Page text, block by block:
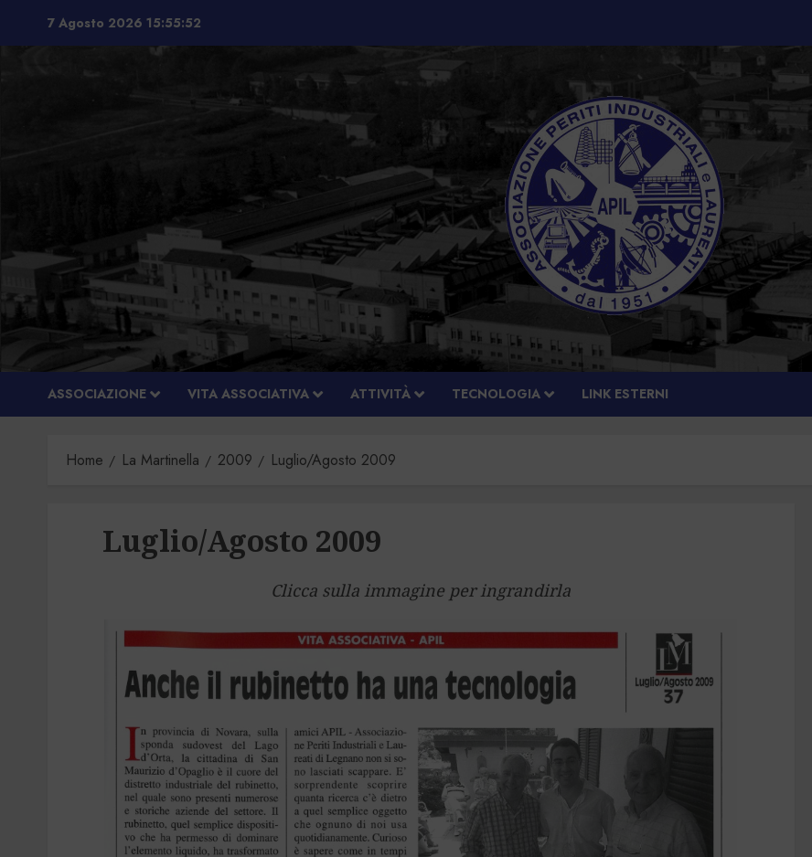
7 Agosto 2026 15:55:52
ASSOCIAZIONE VITA ASSOCIATIVA ATTIVITÀ TECNOLOGIA LINK ESTERNI
Home La Martinella 2009 Luglio/Agosto 2009
Luglio/Agosto 2009
Clicca sulla immagine per ingrandirla